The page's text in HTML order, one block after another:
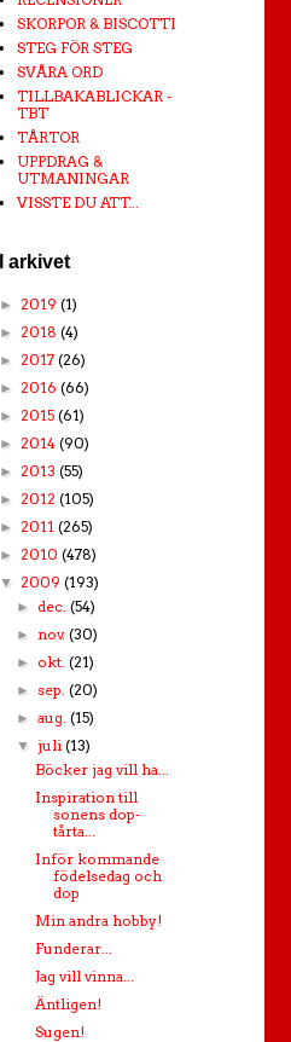
SKORPOR & BISCOTTI
STEG FÖR STEG
SVÅRA ORD
TILLBAKABLICKAR -
TBT
TÅRTOR
UPPDRAG &
UTMANINGAR
VISSTE DU ATT...
I arkivet
► 2019 (1)
► 2018 (4)
► 2017 (26)
► 2016 (66)
► 2015 (61)
► 2014 (90)
► 2013 (55)
► 2012 (105)
► 2011 (265)
► 2010 (478)
▼ 2009 (193)
► dec.(54)
► nov.(30)
► okt.(21)
►sep.(20)
►aug.(15)
▼ juli(13)
Böcker jag vill ha...
Inspiration till
sonens dop-
tårta...
Inför kommande
födelsedag och
dop
Min andra hobby!
Funderar...
Jag vill vinna...
Äntligen!
Sugen!